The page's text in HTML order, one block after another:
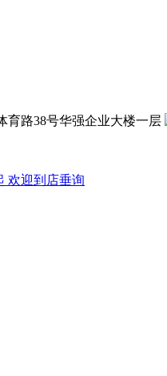
育路38号华强企业大楼一层
欢迎到店垂询